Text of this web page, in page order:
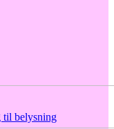
til belysning